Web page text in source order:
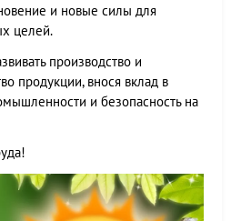
и новые силы для
целей.
производство и
продукции, внося вклад в
и безопасность на